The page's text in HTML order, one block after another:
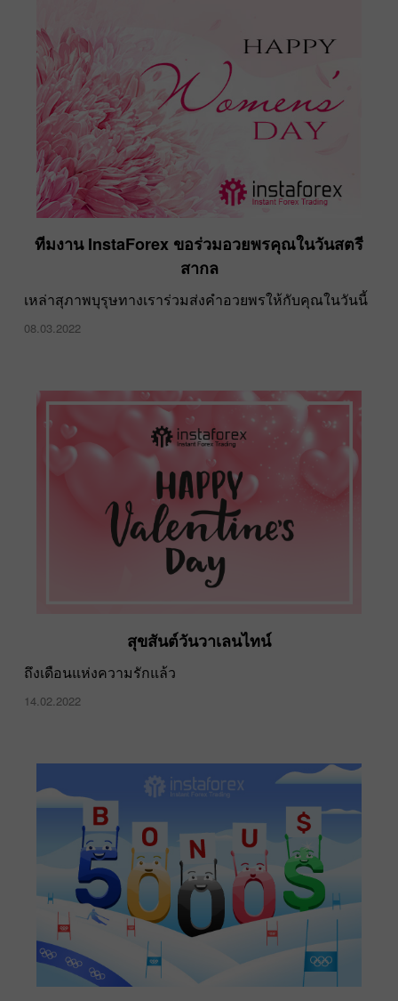
ทีมงาน InstaForex ขอร่วมอวยพรคุณในวันสตรี
สากล
เหล่าสุภาพบุรุษทางเราร่วมส่งคำอวยพรให้กับคุณในวันนี้
08.03.2022
สุขสันต์วันวาเลนไทน์
ถึงเดือนแห่งความรักแล้ว
14.02.2022